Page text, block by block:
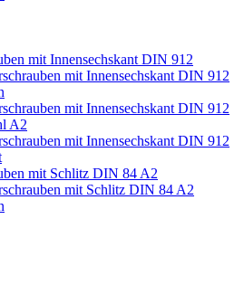
mit Innensechskant DIN 912
mit Innensechskant DIN 912
mit Innensechskant DIN 912
A2
mit Innensechskant DIN 912
mit Schlitz DIN 84 A2
mit Schlitz DIN 84 A2